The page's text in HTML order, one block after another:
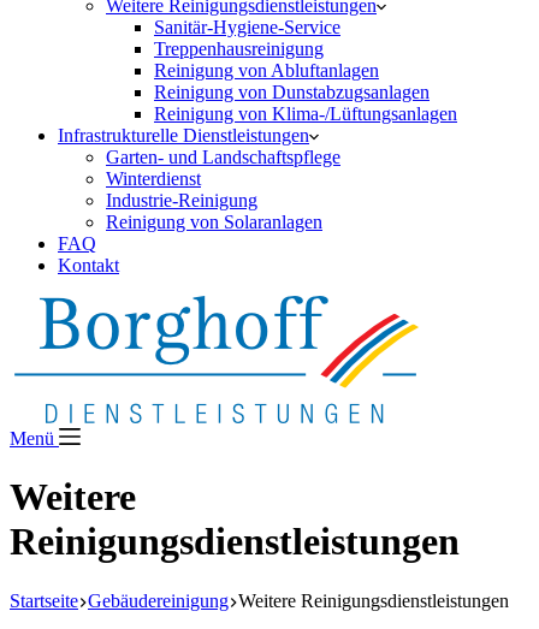
Weitere Reinigungsdienstleistungen
Sanitär-Hygiene-Service
Treppenhausreinigung
Reinigung von Abluftanlagen
Reinigung von Dunstabzugsanlagen
Reinigung von Klima-/Lüftungsanlagen
Infrastrukturelle Dienstleistungen
Garten- und Landschaftspflege
Winterdienst
Industrie-Reinigung
Reinigung von Solaranlagen
FAQ
Kontakt
Menü
Weitere
Reinigungsdienstleistungen
Startseite Gebäudereinigung Weitere Reinigungsdienstleistungen